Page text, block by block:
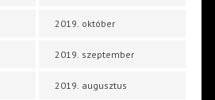
2019. október
2019. szeptember
2019. augusztus